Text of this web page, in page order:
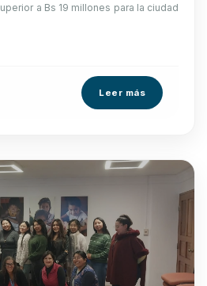
a Bs 19 millones para la ciudad
Leer más